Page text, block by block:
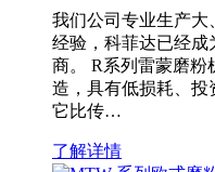
我们公司专业生产大
经验，科菲达已经成
商。 R系列雷蒙磨粉
造，具有低损耗、投
它比传…
了解详情